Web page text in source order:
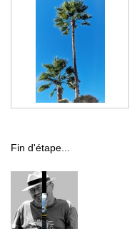
Fin d'étape...